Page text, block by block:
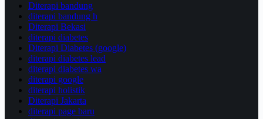
Diterapi bandung
diterapi bandung h
Diterapi Bekasi
diterapi diabetes
Diterapi Diabetes (google)
diterapi diabetes lead
diterapi diabetes wa
diterapi google
diterapi holistik
Diterapi Jakarta
diterapi page baru